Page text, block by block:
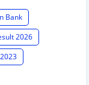
Bank
2026